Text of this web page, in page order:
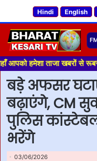
Hindi English
ताजा खबरों से रूबरू
बड़े अफसर
बढ़ाएंगे, CM
पुलिस
भरेंगे
03/06/2026